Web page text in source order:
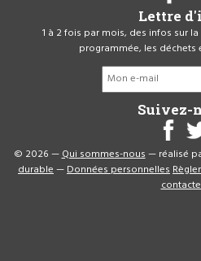
Lettre
1 à 2 fois par mois, des infos sur
programmée, les déchets
Suivez-
© 2026 —Qui sommes-nous— réalisé
durable—Données personnelles